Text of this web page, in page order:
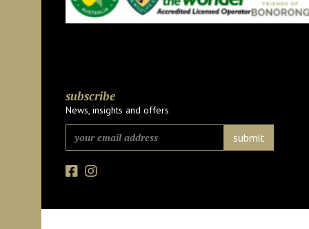
subscribe
News, insights and offers
Facebook
Instagram